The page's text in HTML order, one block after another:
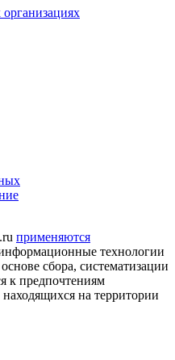
применяются
технологии
сбора, систематизации
к предпочтениям
на территории